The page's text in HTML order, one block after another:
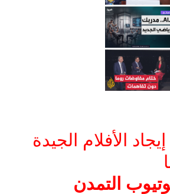
الأفلام الجيدة
التمدن